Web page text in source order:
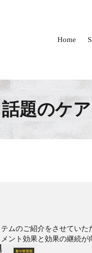
Home
話題のケ
ムのご紹介をさせていた
ント効果と効果の継続が